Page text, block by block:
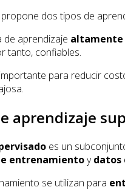
propone dos tipos de
de aprendizaje altamente
tanto, confiables.
para reducir
aprendizaje
es un
entrenamientoydatos
se utilizan para